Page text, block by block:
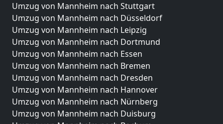
Umzug von Mannheim nach Stuttgart
Umzug von Mannheim nach Düsseldorf
Umzug von Mannheim nach Leipzig
Umzug von Mannheim nach Dortmund
Umzug von Mannheim nach Essen
Umzug von Mannheim nach Bremen
Umzug von Mannheim nach Dresden
Umzug von Mannheim nach Hannover
Umzug von Mannheim nach Nürnberg
Umzug von Mannheim nach Duisburg